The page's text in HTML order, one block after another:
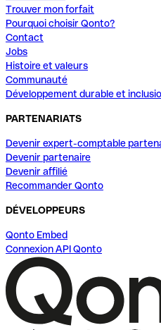
Trouver mon forfait
Pourquoi choisir Qonto?
Contact
Jobs
Histoire et valeurs
Communauté
Développement durable et
PARTENARIATS
Devenir expert-comptable
Devenir partenaire
Devenir affilié
Recommander Qonto
DÉVELOPPEURS
Qonto Embed
Connexion API Qonto